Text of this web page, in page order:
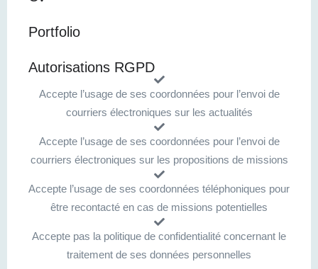
Portfolio
Autorisations RGPD
Accepte l’usage de ses coordonnées pour l’envoi de
courriers électroniques sur les actualités
Accepte l’usage de ses coordonnées pour l’envoi de
courriers électroniques sur les propositions de missions
Accepte l’usage de ses coordonnées téléphoniques pour
être recontacté en cas de missions potentielles
Accepte pas la politique de confidentialité concernant le
traitement de ses données personnelles